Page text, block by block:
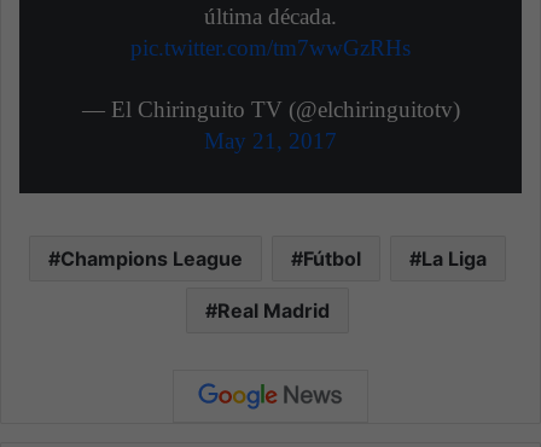
última década.
pic.twitter.com/tm7wwGzRHs
— El Chiringuito TV (@elchiringuitotv)
May 21, 2017
Champions League Fútbol La Liga
Real Madrid